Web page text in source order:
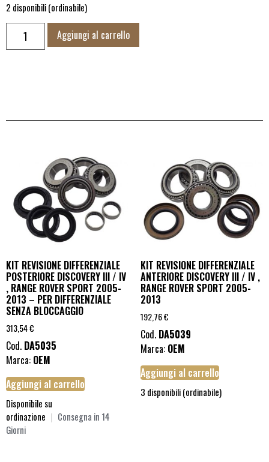
2 disponibili (ordinabile)
Aggiungi al carrello
KIT REVISIONE DIFFERENZIALE
POSTERIORE DISCOVERY III / IV
, RANGE ROVER SPORT 2005-
2013 – PER DIFFERENZIALE
SENZA BLOCCAGGIO
313,54€
Cod. DA5035
Marca: OEM
Aggiungi al carrello
Disponibile su
ordinazione | Consegna in 14
Giorni
KIT REVISIONE DIFFERENZIALE
ANTERIORE DISCOVERY III / IV ,
RANGE ROVER SPORT 2005-
2013
192,76€
Cod. DA5039
Marca: OEM
Aggiungi al carrello
3 disponibili (ordinabile)